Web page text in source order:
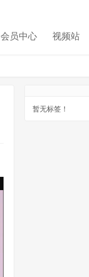
会员中心 视频站
暂无标签！